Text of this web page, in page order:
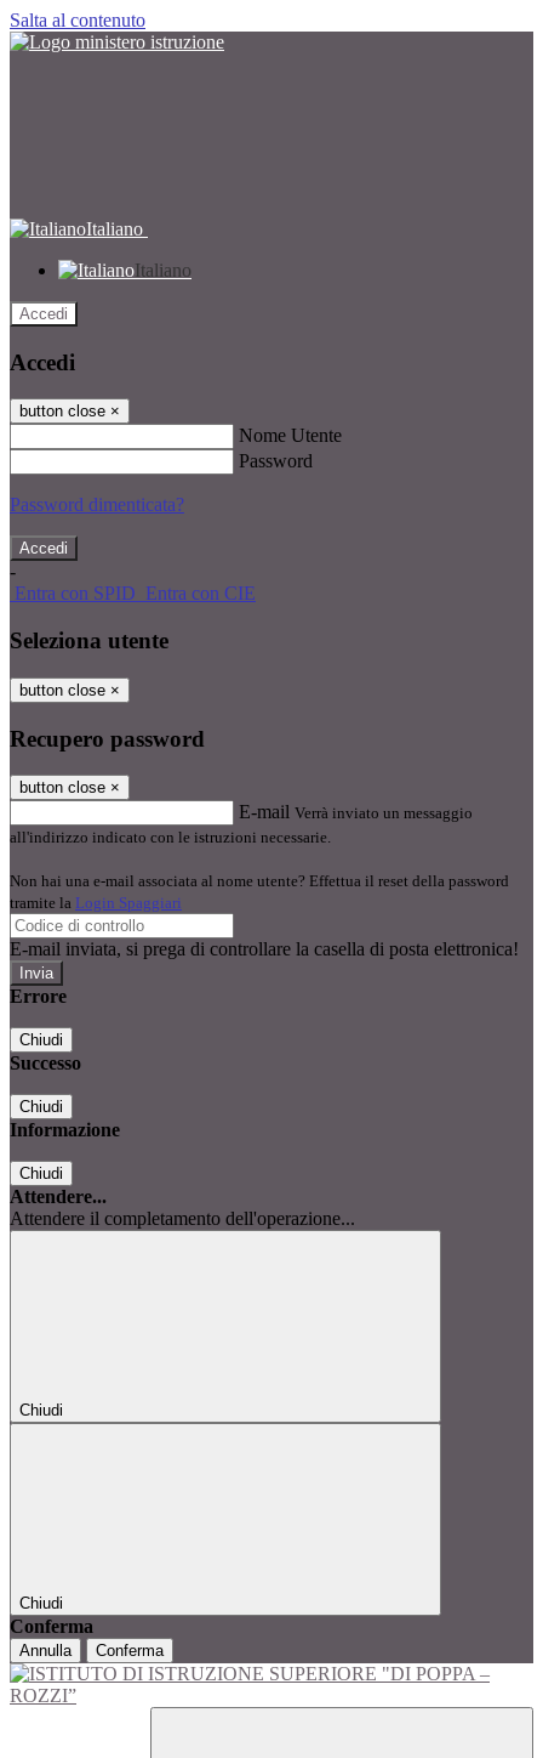
Salta al contenuto
Italiano
Italiano
Accedi
Accedi
button close ×
Nome Utente
Password
Password dimenticata?
-
Entra con SPID Entra con CIE
Seleziona utente
button close ×
Recupero password
button close ×
E-mail Verrà inviato un messaggio
all'indirizzo indicato con le istruzioni necessarie.
Non hai una e-mail associata al nome utente? Effettua il reset della password
tramite la Login Spaggiari
E-mail inviata, si prega di controllare la casella di posta elettronica!
Errore
Chiudi
Successo
Chiudi
Informazione
Chiudi
Attendere...
Attendere il completamento dell'operazione...
Chiudi
Chiudi
Conferma
Annulla Conferma